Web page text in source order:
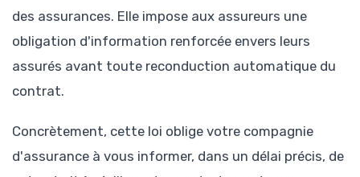
des assurances. Elle impose aux assureurs une
obligation d'information renforcée envers leurs
assurés avant toute reconduction automatique du
contrat.
Concrètement, cette loi oblige votre compagnie
d'assurance à vous informer, dans un délai précis, de